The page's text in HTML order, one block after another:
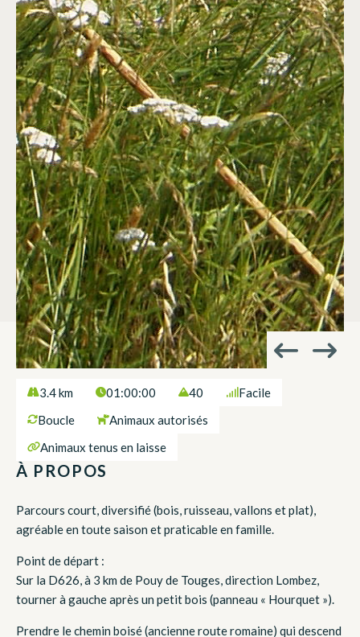
3.4 km 01:00:00 40
Facile
Boucle
Animaux autorisés
Animaux tenus en laisse
À PROPOS
Parcours court, diversifié (bois, ruisseau, vallons et plat),
agréable en toute saison et praticable en famille.
Point de départ :
Sur la D626, à 3 km de Pouy de Touges, direction Lombez,
tourner à gauche après un petit bois (panneau « Hourquet »).
Prendre le chemin boisé (ancienne route romaine) qui descend